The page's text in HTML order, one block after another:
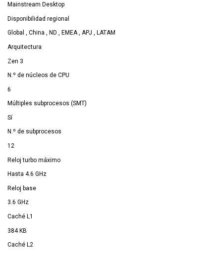
Mainstream Desktop
Disponibilidad regional
Global , China , ND , EMEA , APJ , LATAM
Arquitectura
Zen 3
N.º de núcleos de CPU
6
Múltiples subprocesos (SMT)
Sí
N.º de subprocesos
12
Reloj turbo máximo
Hasta 4.6 GHz
Reloj base
3.6 GHz
Caché L1
384 KB
Caché L2